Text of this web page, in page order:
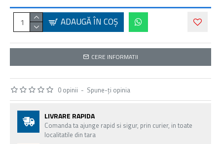
0 opinii - Spune-ţi opinia
ADAUGĂ ÎN COŞ
CERE INFORMATII
LIVRARE RAPIDA
Comanda ta ajunge rapid si sigur, prin curier, in toate
localitatile din tara